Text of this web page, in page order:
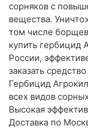
сорняков с
вещества.
том числе
купить гербицид
России,
заказать
Гербицид
всех видов
Высокая
Доставка по